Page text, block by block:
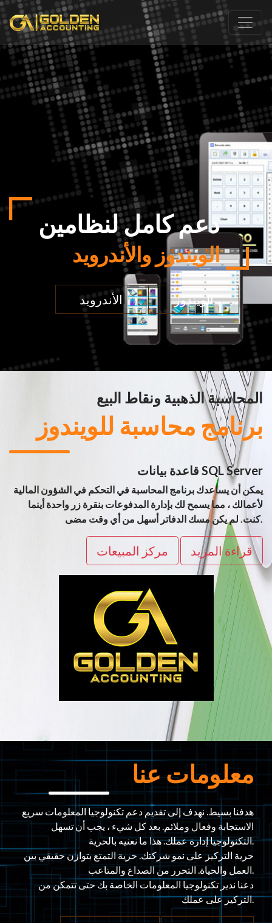
دعم كامل لنظامين
الويندوز والأندرويد
الأندرويد الويندوز
المحاسبة الذهبية ونقاط البيع
برنامج محاسبة للويندوز
قاعدة بيانات SQL Server
يمكن أن يساعدك برنامج المحاسبة في التحكم في الشؤون المالية
لأعمالك ، مما يسمح لك بإدارة المدفوعات بنقرة زر واحدة أينما
كنت. لم يكن مسك الدفاتر أسهل من أي وقت مضى.
مركز المبيعات قراءة المزيد
معلومات عنا
هدفنا بسيط. نهدف إلى تقديم دعم تكنولوجيا المعلومات سريع
الاستجابة وفعال وملائم. بعد كل شيء ، يجب أن تسهل
التكنولوجيا إدارة عملك. هذا ما نعنيه بالحرية.
حرية التركيز على نمو شركتك. حرية التمتع بتوازن حقيقي بين
العمل والحياة. التحرر من الصداع والمتاعب.
دعنا ندير تكنولوجيا المعلومات الخاصة بك حتى تتمكن من
التركيز على عملك.